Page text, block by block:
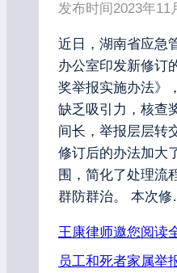
发布时间2023年11
近日，湖南省应急
办公室印发新修订
奖举报实施办法》
缺乏吸引力，核查
间长，举报层层转
修订后的办法加大
围，简化了处理流
群防群治。 本次
王康律师邀您阅读
员工和死者家属举